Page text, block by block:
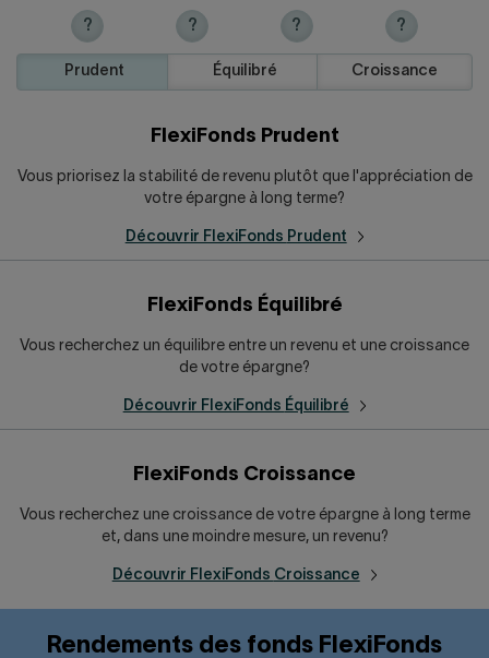
? ? ? ?
Prudent Équilibré Croissance
FlexiFonds Prudent
Vous priorisez la stabilité de revenu plutôt que l'appréciation de
votre épargne à long terme?
Découvrir FlexiFonds Prudent
FlexiFonds Équilibré
Vous recherchez un équilibre entre un revenu et une croissance
de votre épargne?
Découvrir FlexiFonds Équilibré
FlexiFonds Croissance
Vous recherchez une croissance de votre épargne à long terme
et, dans une moindre mesure, un revenu?
Découvrir FlexiFonds Croissance
Rendements des fonds FlexiFonds